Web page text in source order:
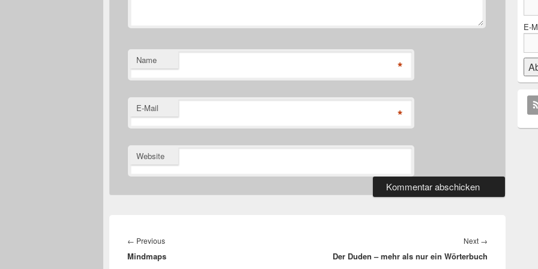
Name *
E-Mail *
Website
← PreviousPrevious
post:
Mindmaps
Next →
Der Duden – mehr als nur ein Wörterbuch
E-